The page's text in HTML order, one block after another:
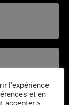
l'expérience
et en